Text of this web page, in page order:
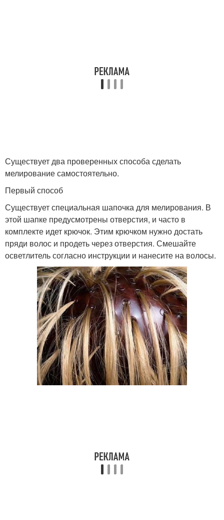
Существует два проверенных способа сделать
мелирование самостоятельно.
Первый способ
Существует специальная шапочка для мелирования. В
этой шапке предусмотрены отверстия, и часто в
комплекте идет крючок. Этим крючком нужно достать
пряди волос и продеть через отверстия. Смешайте
осветлитель согласно инструкции и нанесите на волосы.